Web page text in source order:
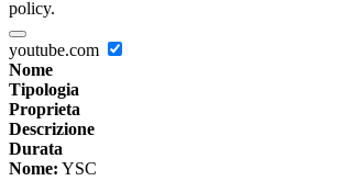
policy.
youtube.com
Nome
Tipologia
Proprieta
Descrizione
Durata
Nome: YSC